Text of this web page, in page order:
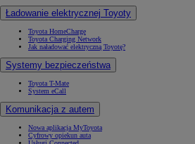
Ładowanie elektrycznej Toyoty
Toyota HomeCharge
Toyota Charging Network
Jak naładować elektryczną Toyotę?
Systemy bezpieczeństwa
Toyota T-Mate
System eCall
Komunikacja z autem
Nowa aplikacja MyToyota
Cyfrowy opiekun auta